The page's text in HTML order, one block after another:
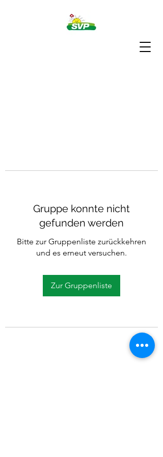
Gruppe konnte nicht
gefunden werden
Bitte zur Gruppenliste zurückkehren
und es erneut versuchen.
Zur Gruppenliste